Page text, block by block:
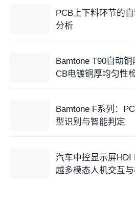
PCB上下料环节的
分析
Bamtone T90自动
CB电镀铜厚均匀性
Bamtone F系列：
型识别与智能判定
汽车中控显示屏HDI
越多模态人机交互